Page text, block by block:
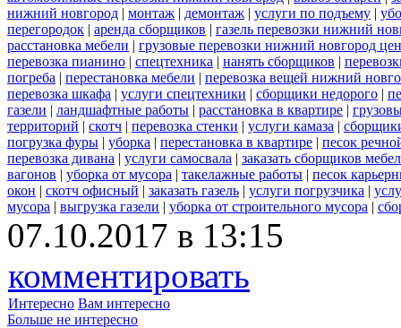
нижний новгород | монтаж | демонтаж | услуги по подъему |
перегородок | аренда сборщиков | газель перевозки нижний
расстановка мебели | грузовые перевозки нижний новгород
перевозка пианино | спецтехника | нанять сборщиков |
погреба | перестановка мебели | перевозка вещей нижний
перевозка шкафа | услуги спецтехники | сборщики недорого |
газели | ландшафтные работы | расстановка в квартире |
территорий | скотч | перевозка стенки | услуги камаза |
погрузка фуры | уборка | перестановка в квартире | песок
перевозка дивана | услуги самосвала | заказать сборщиков
вагонов | уборка от мусора | такелажные работы | песок
окон | скотч офисный | заказать газель | услуги погрузчика |
мусора | выгрузка газели | уборка от строительного мусора |
07.10.2017 в 13:15
комментировать
Интересно Вам интересно
Больше не интересно